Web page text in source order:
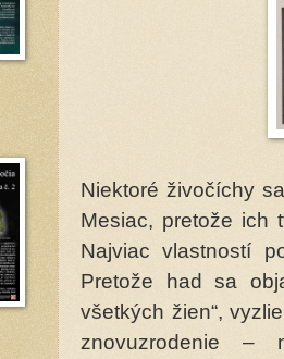
Niektoré živočíchy
Mesiac, pretože ich
Najviac vlastností
Pretože had sa
všetkých žien“,
znovuzrodenie –